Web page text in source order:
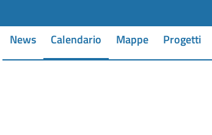
News Calendario Mappe Progetti